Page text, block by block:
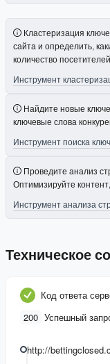
Кластеризация
сайта и определить,
количество
Инструмент
Найдите новые
ключевые слова
Инструмент поиска
Проведите анализ
Оптимизируйте
Инструмент анализа
Техническое
Код ответа
200 Успешный
http://